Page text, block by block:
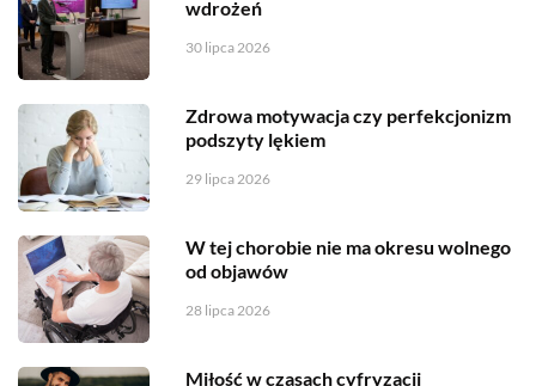
wdrożeń
30 lipca 2026
Zdrowa motywacja czy perfekcjonizm
podszyty lękiem
29 lipca 2026
W tej chorobie nie ma okresu wolnego
od objawów
28 lipca 2026
Miłość w czasach cyfryzacji